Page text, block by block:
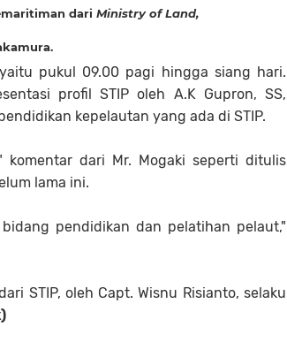
dari Ministry of Land,
pukul 09.00 pagi hingga siang hari.
profil STIP oleh A.K Gupron, SS,
kepelautan yang ada di STIP.
komentar dari Mr. Mogaki seperti ditulis
lama ini.
pendidikan dan pelatihan pelaut,"
STIP, oleh Capt. Wisnu Risianto, selaku